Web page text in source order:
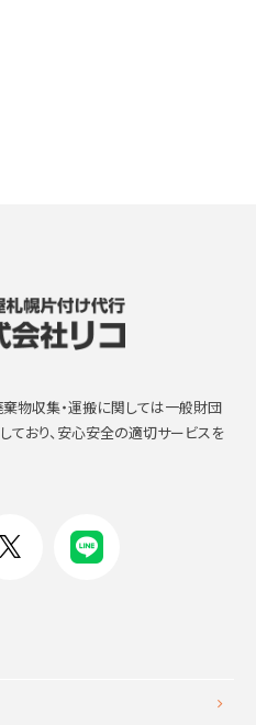
物収集・運搬に関しては一般財団
おり、安心安全の適切サービスを